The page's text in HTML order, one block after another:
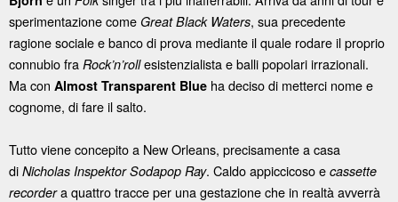
sperimentazione come Great Black Waters, sua precedente
ragione sociale e banco di prova mediante il quale rodare il proprio
connubio fra Rock’n’rollesistenzialista e balli popolari irrazionali.
Ma con Almost Transparent Blue ha deciso di metterci nome e
cognome, di fare il salto.
Tutto viene concepito a New Orleans, precisamente a casa
di Nicholas Inspektor Sodapop Ray. Caldo appiccicoso e cassette
recordera quattro tracce per una gestazione che in realtà avverrà